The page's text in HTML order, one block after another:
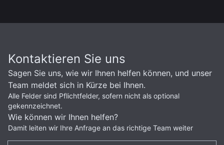
Kontaktieren Sie uns
Sagen Sie uns, wie wir Ihnen helfen können, und unser
Team meldet sich in Kürze bei Ihnen.
Alle Felder sind Pflichtfelder, sofern nicht als optional
gekennzeichnet.
Wie können wir Ihnen helfen?
Damit leiten wir Ihre Anfrage an das richtige Team weiter